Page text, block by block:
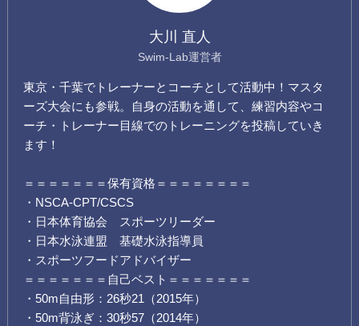
大川 直人
Swim-Lab運営者
東京・千葉でトレーナーとコーチとして活動中！マスタ
ーズ大会にも参戦。自身の活動を通して、練習内容やコ
ーチ・トレーナー目線でのトレーニングを投稿していき
ます！
＝＝＝＝＝＝＝保有資格＝＝＝＝＝＝＝＝
・NSCA-CPT/CSCS
・日本体育協会 スポーツリーダー
・日本水泳連盟 基礎水泳指導員
・スポーツフードアドバイザー
＝＝＝＝＝＝＝自己ベスト＝＝＝＝＝＝＝
・50m自由形：26秒21（2015年）
・50m背泳ぎ：30秒57（2014年）